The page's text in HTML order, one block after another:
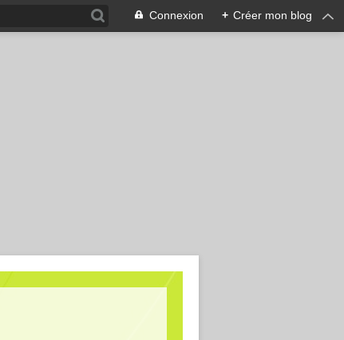
Connexion + Créer mon blog